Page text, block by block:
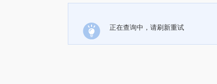
正在查询中，请刷新重试